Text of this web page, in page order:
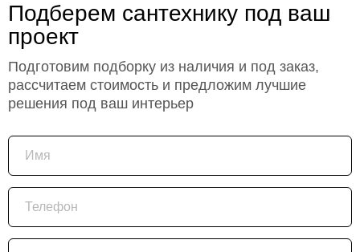
Подберем сантехнику под ваш
проект
Подготовим подборку из наличия и под заказ,
рассчитаем стоимость и предложим лучшие
решения под ваш интерьер
Имя
Телефон
Email (необязательно)